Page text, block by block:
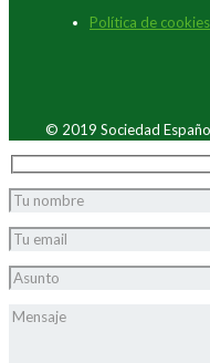
Política de cookies
© 2019 Sociedad